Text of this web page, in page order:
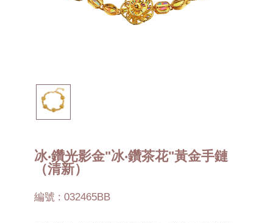
冰‧鑽光影金"冰‧鑽茶花"黃金手鏈
（清新）
編號 : 032465BB